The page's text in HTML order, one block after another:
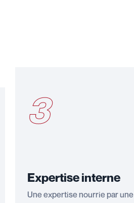
3
Expertise interne
Une expertise nourrie par une